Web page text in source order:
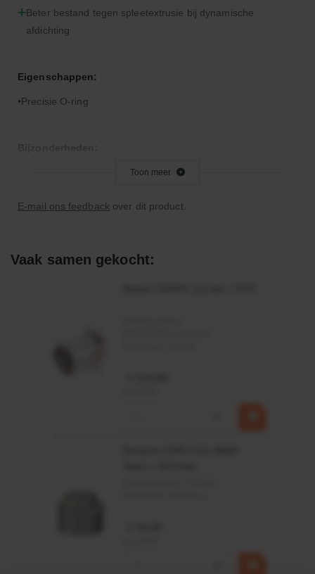
Beter bestand tegen spleetextrusie bij dynamische
afdichting
Eigenschappen:
Precisie O-ring
Hardere rubbercompound dan 70° Shore A
Afdichtingen voor synthetische- en natuurlijke oliën
Toon meer
E-mail ons feedback over dit product.
Vaak samen gekocht: